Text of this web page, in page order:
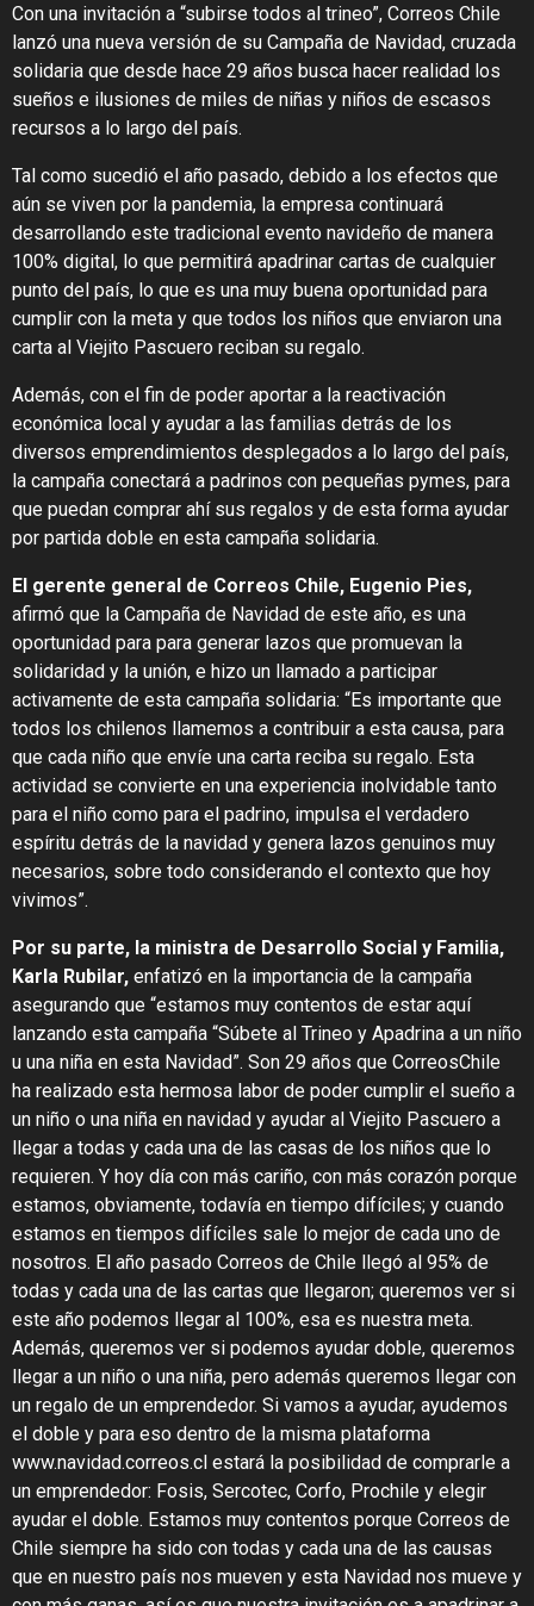
Con una invitación a “subirse todos al trineo”, Correos Chile
lanzó una nueva versión de su Campaña de Navidad, cruzada
solidaria que desde hace 29 años busca hacer realidad los
sueños e ilusiones de miles de niñas y niños de escasos
recursos a lo largo del país.
Tal como sucedió el año pasado, debido a los efectos que
aún se viven por la pandemia, la empresa continuará
desarrollando este tradicional evento navideño de manera
100% digital, lo que permitirá apadrinar cartas de cualquier
punto del país, lo que es una muy buena oportunidad para
cumplir con la meta y que todos los niños que enviaron una
carta al Viejito Pascuero reciban su regalo.
Además, con el fin de poder aportar a la reactivación
económica local y ayudar a las familias detrás de los
diversos emprendimientos desplegados a lo largo del país,
la campaña conectará a padrinos con pequeñas pymes, para
que puedan comprar ahí sus regalos y de esta forma ayudar
por partida doble en esta campaña solidaria.
El gerente general de Correos Chile, Eugenio Pies,
afirmó que la Campaña de Navidad de este año, es una
oportunidad para para generar lazos que promuevan la
solidaridad y la unión, e hizo un llamado a participar
activamente de esta campaña solidaria: “Es importante que
todos los chilenos llamemos a contribuir a esta causa, para
que cada niño que envíe una carta reciba su regalo. Esta
actividad se convierte en una experiencia inolvidable tanto
para el niño como para el padrino, impulsa el verdadero
espíritu detrás de la navidad y genera lazos genuinos muy
necesarios, sobre todo considerando el contexto que hoy
vivimos”.
Por su parte, la ministra de Desarrollo Social y Familia,
Karla Rubilar, enfatizó en la importancia de la campaña
asegurando que “estamos muy contentos de estar aquí
lanzando esta campaña “Súbete al Trineo y Apadrina a un niño
u una niña en esta Navidad”. Son 29 años que CorreosChile
ha realizado esta hermosa labor de poder cumplir el sueño a
un niño o una niña en navidad y ayudar al Viejito Pascuero a
llegar a todas y cada una de las casas de los niños que lo
requieren. Y hoy día con más cariño, con más corazón porque
estamos, obviamente, todavía en tiempo difíciles; y cuando
estamos en tiempos difíciles sale lo mejor de cada uno de
nosotros. El año pasado Correos de Chile llegó al 95% de
todas y cada una de las cartas que llegaron; queremos ver si
este año podemos llegar al 100%, esa es nuestra meta.
Además, queremos ver si podemos ayudar doble, queremos
llegar a un niño o una niña, pero además queremos llegar con
un regalo de un emprendedor. Si vamos a ayudar, ayudemos
el doble y para eso dentro de la misma plataforma
www.navidad.correos.cl estará la posibilidad de comprarle a
un emprendedor: Fosis, Sercotec, Corfo, Prochile y elegir
ayudar el doble. Estamos muy contentos porque Correos de
Chile siempre ha sido con todas y cada una de las causas
que en nuestro país nos mueven y esta Navidad nos mueve y